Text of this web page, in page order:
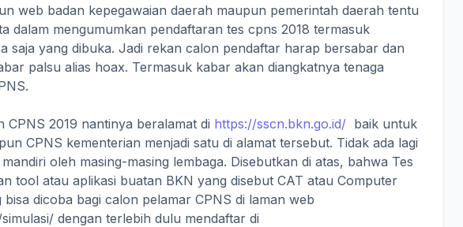
web badan kepegawaian daerah maupun pemerintah daerah tentu
dalam mengumumkan pendaftaran tes cpns 2018 termasuk
saja yang dibuka. Jadi rekan calon pendaftar harap bersabar dan
palsu alias hoax. Termasuk kabar akan diangkatnya tenaga
CPNS 2019 nantinya beralamat di https://sscn.bkn.go.id/ baik untuk
CPNS kementerian menjadi satu di alamat tersebut. Tidak ada lagi
oleh masing-masing lembaga. Disebutkan di atas, bahwa Tes
tool atau aplikasi buatan BKN yang disebut CAT atau Computer
bisa dicoba bagi calon pelamar CPNS di laman web
dengan terlebih dulu mendaftar di